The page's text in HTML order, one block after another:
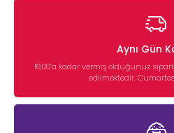
Aynı Gün
16:00’a kadar vermiş olduğunuz
edilmektedir.